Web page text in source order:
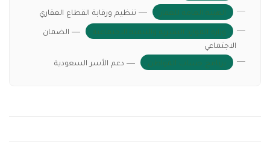
الهيئة العامة للعقار
— تنظيم ورقابة القطاع العقاري
وزارة الموارد البشرية والتنمية الاجتماعية
— الضمان
الاجتماعي
برنامج حساب المواطن
— دعم الأسر السعودية